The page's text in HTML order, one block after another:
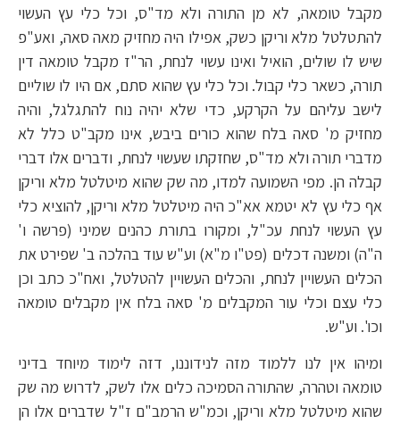
מקבל טומאה, לא מן התורה ולא מד"ס, וכל כלי עץ העשוי
להתטלטל מלא וריקן כשק, אפילו היה מחזיק מאה סאה, ואע"פ
שיש לו שולים, הואיל ואינו עשוי לנחת, הר"ז מקבל טומאה דין
תורה, כשאר כלי קבול. וכל כלי עץ שהוא סתם, אם היו לו שוליים
לישב עליהם על הקרקע, כדי שלא יהיה נוח להתגלגל, והיה
מחזיק מ' סאה בלח שהוא כורים ביבש, אינו מקב"ט כלל לא
מדברי תורה ולא מד"ס, שחזקתו שעשוי לנחת, ודברים אלו דברי
קבלה הן. מפי השמועה למדו, מה שק שהוא מיטלטל מלא וריקן
אף כלי עץ לא יטמא אא"כ היה מיטלטל מלא וריקן, להוציא כלי
עץ העשוי לנחת עכ"ל, ומקורו בתורת כהנים שמיני (פרשה ו'
ה"ה) ומשנה דכלים (פט"ו מ"א) וע"ש עוד בהלכה ב' שפירט את
הכלים העשויין לנחת, והכלים העשויין להטלטל, ואח"כ כתב וכן
כלי עצם וכלי עור המקבלים מ' סאה בלח אין מקבלים טומאה
וכו'. וע"ש.
ומיהו אין לנו ללמוד מזה לנידוננו, דזה לימוד מיוחד בדיני
טומאה וטהרה, שהתורה הסמיכה כלים אלו לשק, לדרוש מה שק
שהוא מיטלטל מלא וריקן, וכמ"ש הרמב"ם ז"ל שדברים אלו הן